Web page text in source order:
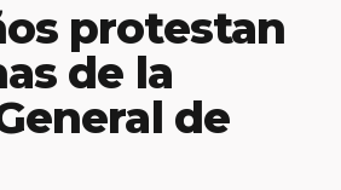
protestan
de la
de